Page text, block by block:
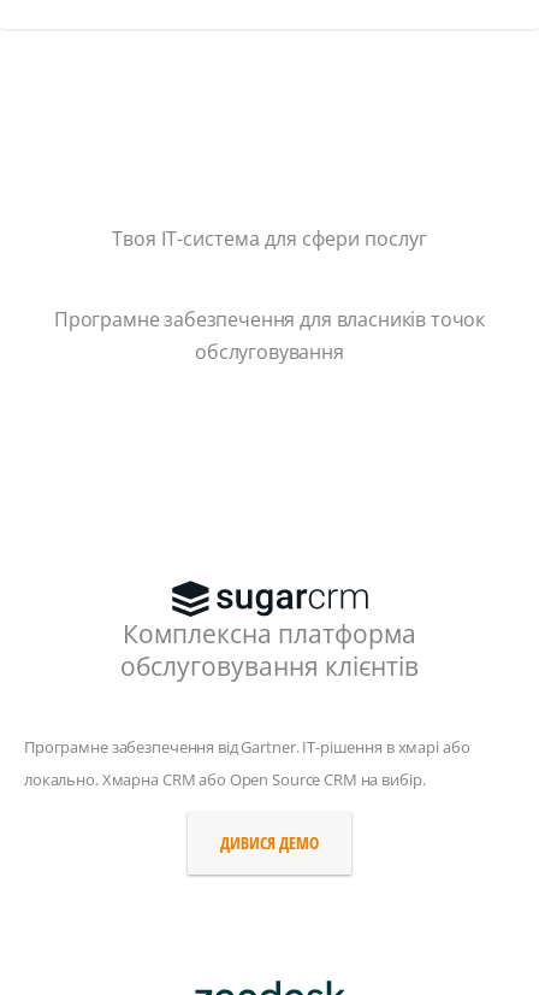
Твоя ІТ-система для сфери послуг
Програмне забезпечення для власників точок
обслуговування
Комплексна платформа
обслуговування клієнтів
Програмне забезпечення від Gartner. ІТ-рішення в хмарі або
локально. Хмарна CRM або Open Source CRM на вибір.
ДИВИСЯ ДЕМО